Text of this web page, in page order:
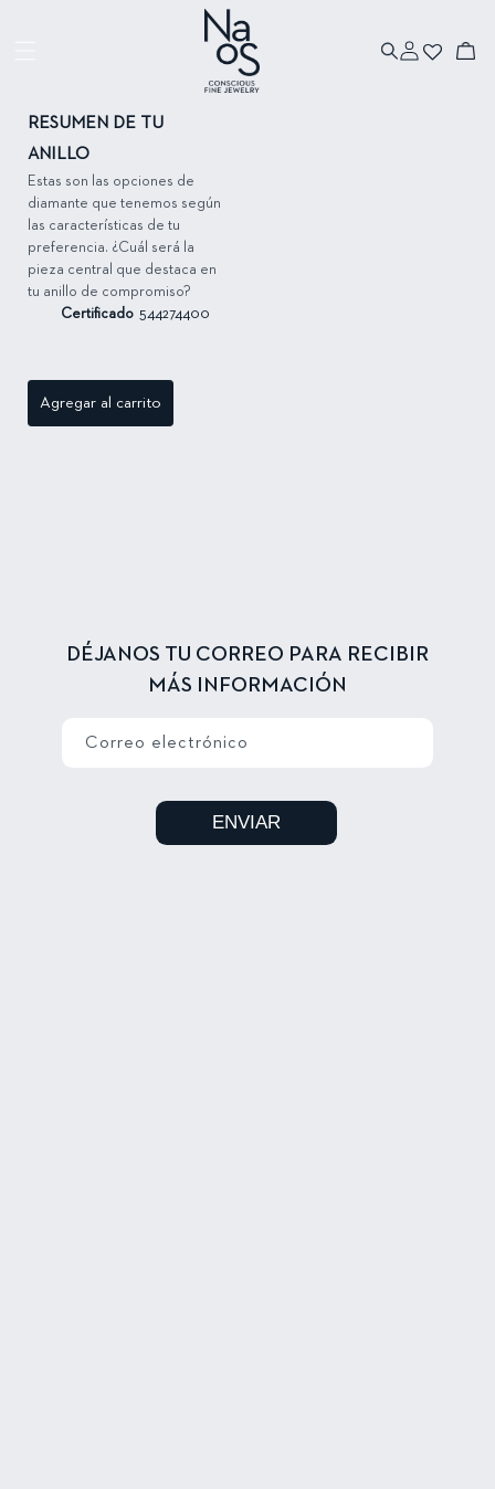
sesión
Carrito
RESUMEN DE TU
ANILLO
Estas son las opciones de
diamante que tenemos según
las características de tu
preferencia. ¿Cuál será la
pieza central que destaca en
tu anillo de compromiso?
Certificado 544274400
Agregar al carrito
DÉJANOS TU CORREO PARA RECIBIR
MÁS INFORMACIÓN
Correo electrónico
ENVIAR